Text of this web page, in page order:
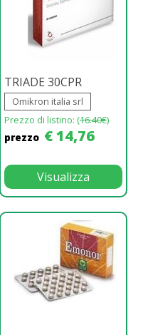
TRIADE 30CPR
Omikron italia srl
Prezzo di listino: (16.40€)
prezzo € 14,76
Visualizza